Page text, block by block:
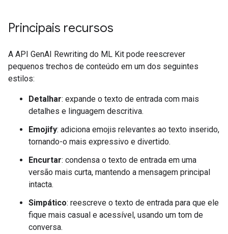
Principais recursos
A API GenAI Rewriting do ML Kit pode reescrever
pequenos trechos de conteúdo em um dos seguintes
estilos:
Detalhar: expande o texto de entrada com mais
detalhes e linguagem descritiva.
Emojify: adiciona emojis relevantes ao texto inserido,
tornando-o mais expressivo e divertido.
Encurtar: condensa o texto de entrada em uma
versão mais curta, mantendo a mensagem principal
intacta.
Simpático: reescreve o texto de entrada para que ele
fique mais casual e acessível, usando um tom de
conversa.